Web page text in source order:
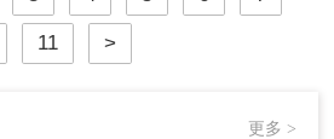
11 >
更多 >